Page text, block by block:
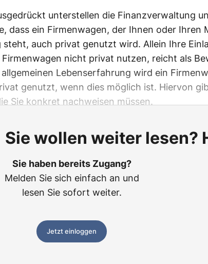
unterstellen die Finanzverwaltung
dass ein Firmenwagen, der Ihnen oder Ihren
steht, auch privat genutzt wird. Allein Ihre
Firmenwagen nicht privat nutzen, reicht als
Lebenserfahrung wird ein
genutzt, wenn dies möglich ist. Hiervon
Sie konkret nachweisen müssen.
Sie wollen weiter lesen?
Sie haben bereits Zugang?
Melden Sie sich einfach an und
lesen Sie sofort weiter.
Jetzt einloggen